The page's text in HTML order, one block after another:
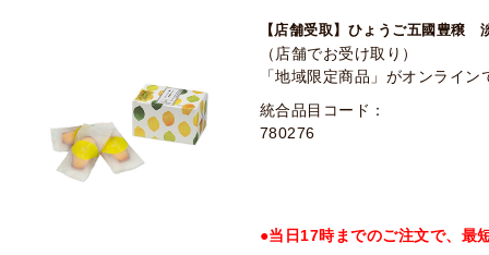
【店舗受取】ひょうご五國豊穣
（店舗でお受け取り）
「地域限定商品」がオンライ
統合品目コード：
780276
●当日17時までのご注文で、最